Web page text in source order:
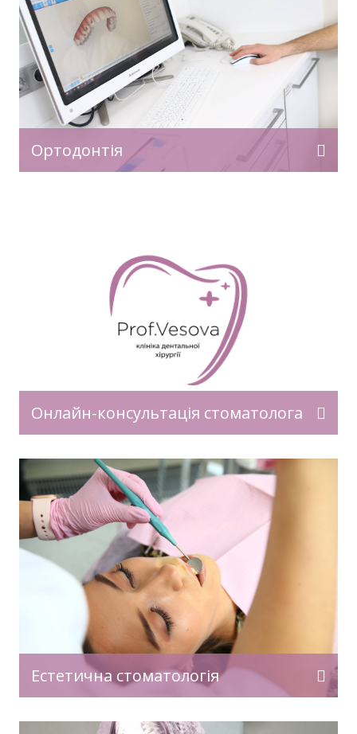
Ортодонтія
Онлайн-консультація стоматолога
Естетична стоматологія